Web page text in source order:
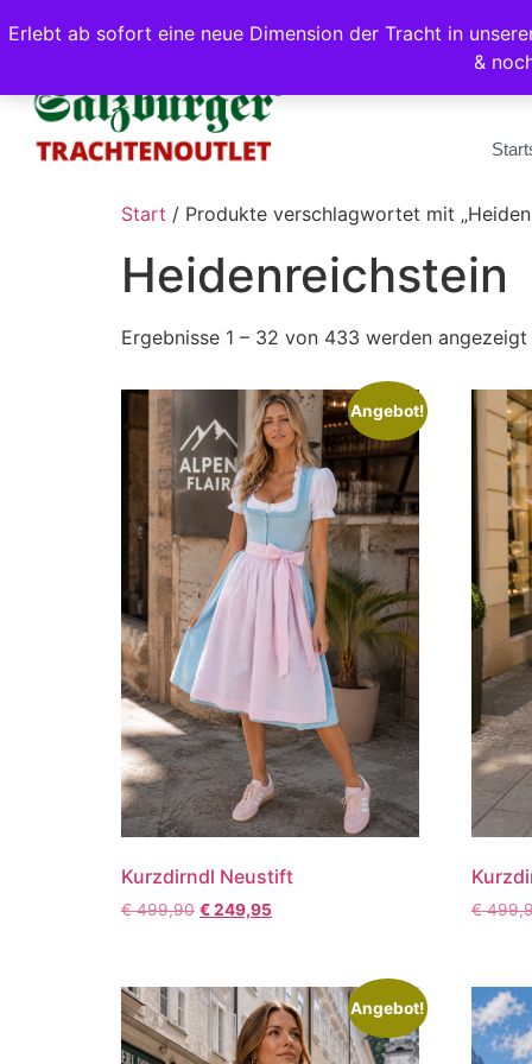
Erlebt ab sofort eine neue Dimension der Tracht in
&
Start / Produkte verschlagwortet mit
Heidenreichstein
Ergebnisse 1 – 32 von 433 werden angezeigt
Angebot!
Kurzdirndl Neustift
€499,90 €249,95 €
Angebot!